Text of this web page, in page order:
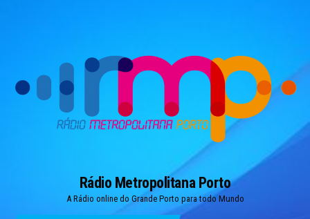
Rádio Metropolitana Porto
A Rádio online do Grande Porto para todo Mundo